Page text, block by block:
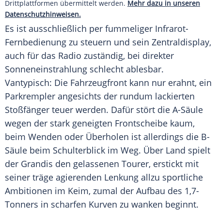
Drittplattformen übermittelt werden. Mehr dazu in unseren
Datenschutzhinweisen.
Es ist ausschließlich per fummeliger Infrarot-
Fernbedienung zu steuern und sein Zentraldisplay,
auch für das Radio zuständig, bei direkter
Sonneneinstrahlung schlecht ablesbar.
Vantypisch: Die Fahrzeugfront kann nur erahnt, ein
Parkrempler angesichts der rundum lackierten
Stoßfänger teuer werden. Dafür stört die A-Säule
wegen der stark geneigten Frontscheibe kaum,
beim Wenden oder Überholen ist allerdings die B-
Säule beim Schulterblick im Weg. Über Land spielt
der Grandis den gelassenen Tourer, erstickt mit
seiner träge agierenden Lenkung allzu sportliche
Ambitionen im Keim, zumal der Aufbau des 1,7-
Tonners in scharfen Kurven zu wanken beginnt.